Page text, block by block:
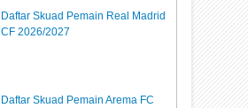
Daftar Skuad Pemain Real Madrid
CF 2026/2027
Daftar Skuad Pemain Arema FC